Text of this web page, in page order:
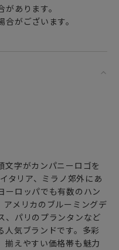
あります。
がございます。
文字がカンパニーロゴを
タリア、ミラノ郊外にあ
ーロッパでも有数のハン
アメリカのブルーミングデ
、パリのプランタンなど
人気ブランドです。多彩
揃えやすい価格帯も魅力